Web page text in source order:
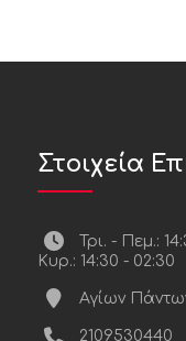
Στοιχεία
Τρι. - Πεμ.:
Κυρ.: 14:30 - 02:30
Αγίων
2109530440